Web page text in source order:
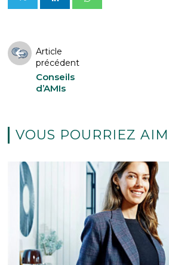
Article
précédent
Conseils
d’AMIs
VOUS POURRIEZ